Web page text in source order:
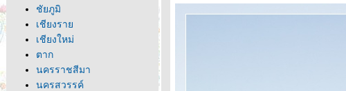
ชัยภูมิ
เชียงรา
เชียงใหม่
ตาก
นครราชสีมา
นครสวรรค์